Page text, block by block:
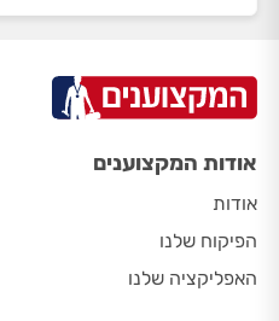
אודות המקצוענים
אודות
הפיקוח שלנו
האפליקציה שלנו